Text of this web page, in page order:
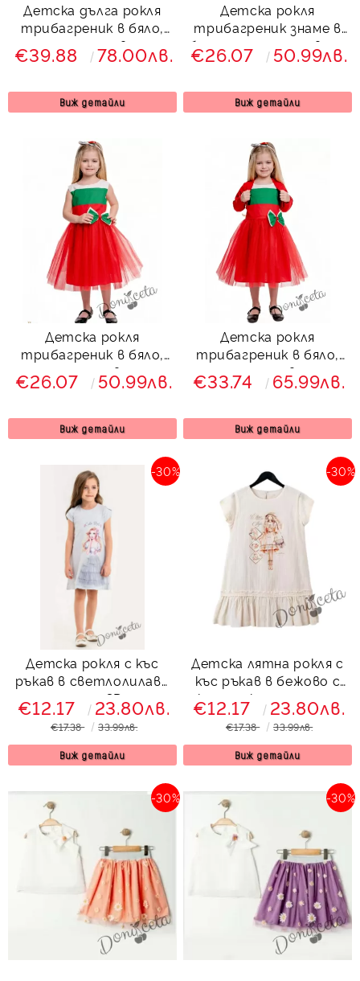
Детска дълга рокля
трибагреник в бяло,
зелено и червено
€39.88 78.00лв.
Виж детайли
Детска рокля
трибагреник знаме в
бяло, зелено и червено
с богат зелен тюл
€26.07 50.99лв.
Виж детайли
Детска рокля
трибагреник в бяло,
зелено и червено с
богат червен тюл
€26.07 50.99лв.
Виж детайли
Детска рокля
трибагреник в бяло,
зелено и червено с
богат червен тюл с
€33.74 65.99лв.
Виж детайли
Детска рокля с къс
ръкав в светлолилаво
с момиче и 3D тюл
-30%
€12.17 23.80лв.
€17.38 33.99лв.
Виж детайли
Детска лятна рокля с
къс ръкав в бежово с
картинка на момиче
-30%
€12.17 23.80лв.
€17.38 33.99лв.
Виж детайли
-30% -30%